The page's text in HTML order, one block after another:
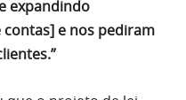
expandindo
e nos pediram